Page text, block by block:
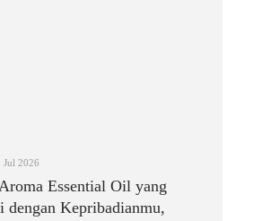
2026
Essential Oil yang
dengan Kepribadianmu,